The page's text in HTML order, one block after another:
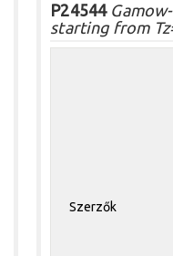
P24544
starting from
Szerzők